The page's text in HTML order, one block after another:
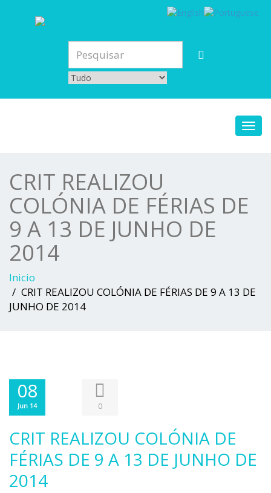
CRIT REALIZOU
COLÓNIA DE FÉRIAS DE
9 A 13 DE JUNHO DE
2014
Inicio
CRIT REALIZOU COLÓNIA DE FÉRIAS DE 9 A 13 DE
JUNHO DE 2014
08
Jun 14 0
CRIT REALIZOU COLÓNIA DE
FÉRIAS DE 9 A 13 DE JUNHO DE
2014